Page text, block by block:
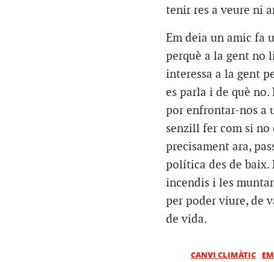
tenir res a veure ni
Em deia un amic fa
perquè a la gent no
interessa a la gent
es parla i de què no.
por enfrontar-nos a
senzill fer com si no
precisament ara,
política des de baix.
incendis i les
per poder viure, de
de vida.
CANVI CLIMÀTIC